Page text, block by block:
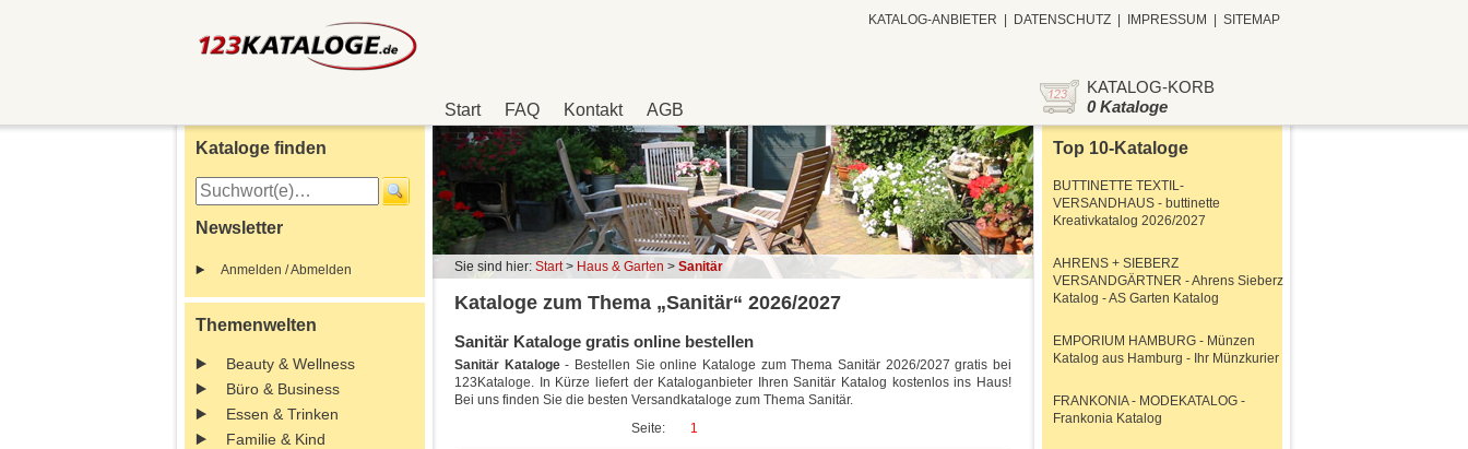
Start FAQ Kontakt AGB
KATALOG-ANBIETER DATENSCHUTZ IMPRESSUM SITEMAP
KATALOG-KORB
0 Kataloge
Kataloge finden
Newsletter
Anmelden / Abmelden
Themenwelten
Beauty & Wellness
Büro & Business
Essen & Trinken
Familie & Kind
Sie sind hier: Start> Haus & Garten > Sanitär
Kataloge zum Thema „Sanitär“ 2026/2027
Sanitär Kataloge gratis online bestellen
Sanitär Kataloge- Bestellen Sie online Kataloge zum Thema Sanitär 2026/2027 gratis bei
123Kataloge. In Kürze liefert der Kataloganbieter Ihren Sanitär Katalog kostenlos ins Haus!
Bei uns finden Sie die besten Versandkataloge zum Thema Sanitär.
Seite:
1
Top 10-Kataloge
BUTTINETTE TEXTIL-
VERSANDHAUS - buttinette
Kreativkatalog 2026/2027
AHRENS + SIEBERZ
VERSANDGÄRTNER - Ahrens Sieberz
Katalog - AS Garten Katalog
EMPORIUM HAMBURG - Münzen
Katalog aus Hamburg - Ihr Münzkurier
FRANKONIA - MODEKATALOG -
Frankonia Katalog